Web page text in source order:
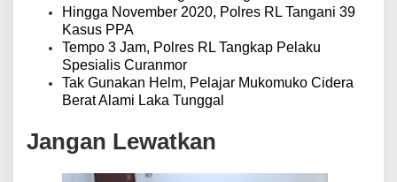
Hingga November 2020, Polres RL Tangani 39
Kasus PPA
Tempo 3 Jam, Polres RL Tangkap Pelaku
Spesialis Curanmor
Tak Gunakan Helm, Pelajar Mukomuko Cidera
Berat Alami Laka Tunggal
Jangan Lewatkan